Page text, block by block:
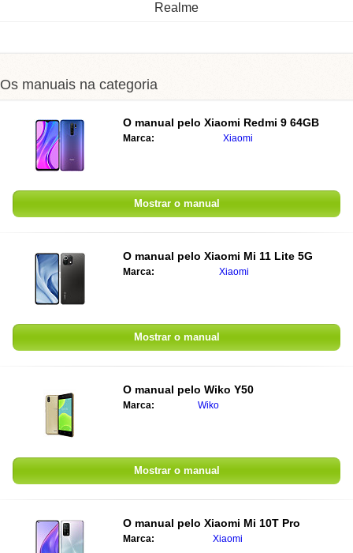
Realme
Os manuais na categoria
O manual pelo Xiaomi Redmi 9 64GB
Marca: Xiaomi
Mostrar o manual
O manual pelo Xiaomi Mi 11 Lite 5G
Marca: Xiaomi
Mostrar o manual
O manual pelo Wiko Y50
Marca: Wiko
Mostrar o manual
O manual pelo Xiaomi Mi 10T Pro
Marca: Xiaomi